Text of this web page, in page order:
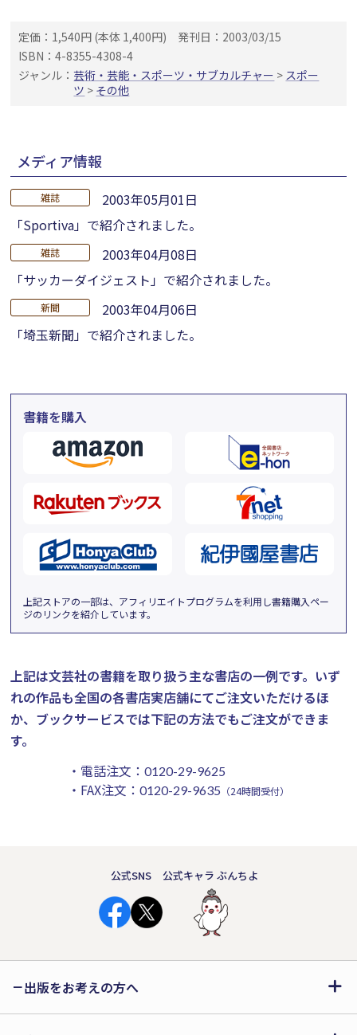
定価：1,540円 (本体 1,400円)
発刊日：2003/03/15
ISBN：4-8355-4308-4
ジャンル：芸術・芸能・スポーツ・サブカルチャー > スポー
ツ > その他
メディア情報
雑誌
2003年05月01日
「Sportiva」で紹介されました。
雑誌
2003年04月08日
「サッカーダイジェスト」で紹介されました。
新聞
2003年04月06日
「埼玉新聞」で紹介されました。
書籍を購入
上記ストアの一部は、アフィリエイトプログラムを利用し書籍購入ペー
ジのリンクを紹介しています。
上記は文芸社の書籍を取り扱う主な書店の一例です。 いず
れの作品も全国の各書店実店舗にてご注文いただけるほ
か、ブックサービスでは下記の方法でもご注文ができま
す。
・電話注文： 0120-29-9625
・FAX注文： 0120-29-9635 （24時間受付）
公式SNS 公式キャラ ぶんちよ
出版をお考えの方へ